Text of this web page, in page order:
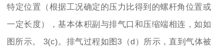
特定位置（根据工况确定的压力比得到的螺杆角位置或
一定长度），基本体积副与排气口和压缩端相连，如如
图所示。 3(c)。排气过程如图3（d）所示，直到气体被